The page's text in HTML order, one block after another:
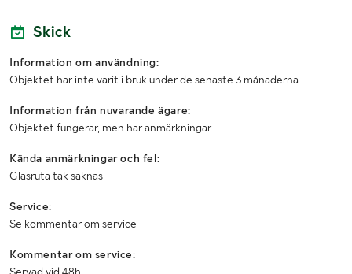
Längd (m) Ca 3,2m
Höjd (m) Ca 2,4m
Skick
Information om användning:
Objektet har inte varit i bruk under de senaste 3 månaderna
Information från nuvarande ägare:
Objektet fungerar, men har anmärkningar
Kända anmärkningar och fel:
Glasruta tak saknas
Service:
Se kommentar om service
Kommentar om service: